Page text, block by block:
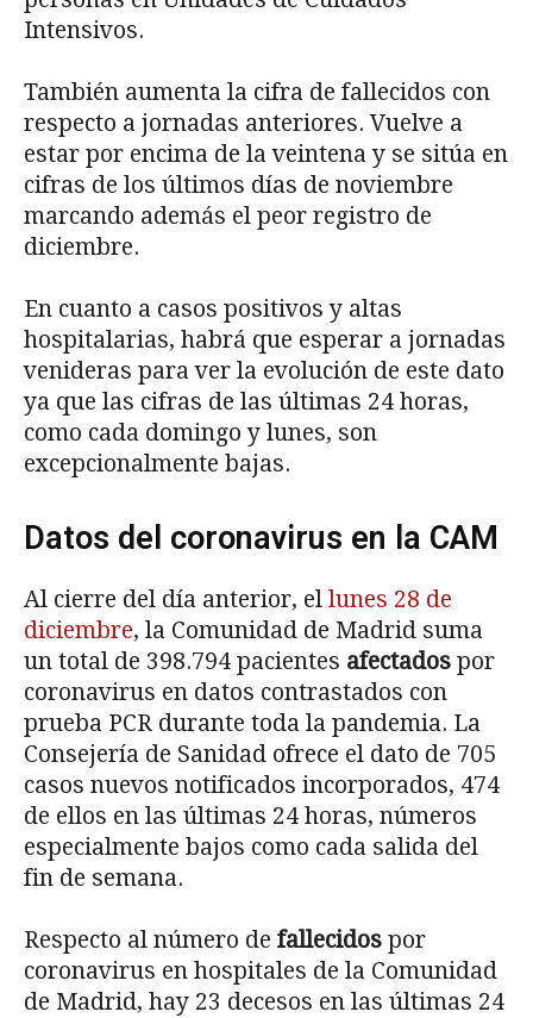
Intensivos.
También aumenta la cifra de fallecidos con
respecto a jornadas anteriores. Vuelve a
estar por encima de la veintena y se sitúa en
cifras de los últimos días de noviembre
marcando además el peor registro de
diciembre.
En cuanto a casos positivos y altas
hospitalarias, habrá que esperar a jornadas
venideras para ver la evolución de este dato
ya que las cifras de las últimas 24 horas,
como cada domingo y lunes, son
excepcionalmente bajas.
Datos del coronavirus en la CAM
Al cierre del día anterior, el lunes 28 de
diciembre, la Comunidad de Madrid suma
un total de 398.794 pacientes afectados por
coronavirus en datos contrastados con
prueba PCR durante toda la pandemia. La
Consejería de Sanidad ofrece el dato de 705
casos nuevos notificados incorporados, 474
de ellos en las últimas 24 horas, números
especialmente bajos como cada salida del
fin de semana.
Respecto al número de fallecidos por
coronavirus en hospitales de la Comunidad
de Madrid, hay 23 decesos en las últimas 24